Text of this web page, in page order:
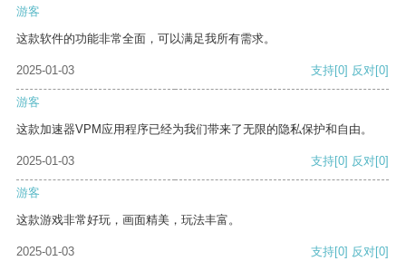
游客
这款软件的功能非常全面，可以满足我所有需求。
2025-01-03 支持[0] 反对[0]
游客
这款加速器VPM应用程序已经为我们带来了无限的隐私保护和自由。
2025-01-03 支持[0] 反对[0]
游客
这款游戏非常好玩，画面精美，玩法丰富。
2025-01-03 支持[0] 反对[0]